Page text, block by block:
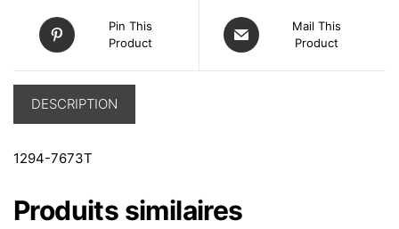
Pin This
Product
Mail This
Product
DESCRIPTION
1294-7673T
Produits similaires